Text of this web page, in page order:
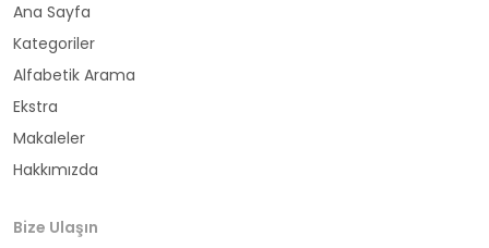
büyükelçi
cumhurbaşkanı
din adamı
doktor
Ana Sayfa
Kategoriler
Alfabetik Arama
Ekstra
Makaleler
Hakkımızda
Bize Ulaşın